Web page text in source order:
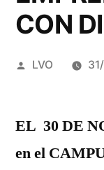
CON
Publicado
LVO
EL 30 DE
en el